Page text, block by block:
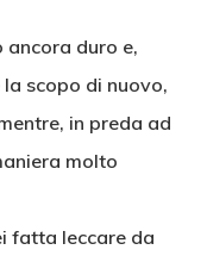
ancora duro e,
scopo di nuovo,
in preda ad
molto
fatta leccare da